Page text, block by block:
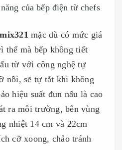
của bếp điện từ chefs
mặc dù có mức giá
thế mà bếp không tiết
từ với công nghệ tự
nồi, sẽ tự tắt khi không
hiệu suất đun nấu là cao
ra môi trường, bên vùng
nhiệt 14 cm và 22cm
cỡ xoong, chảo tránh